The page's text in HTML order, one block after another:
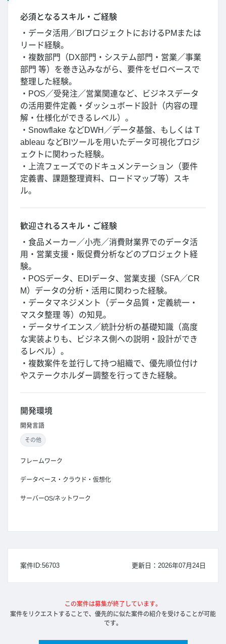
必須となるスキル・ご経験
・データ活用／BIプロジェクトにおけるPMまたは
リード経験。
・複数部門（DX部門・システム部門・営業／事業
部門 等）を巻き込みながら、要件をゼロベースで
整理した経験。
・POS／受発注／営業関連など、ビジネスデータ
の活用要件定義・ダッシュボード設計（内容の理
解・仕様化ができるレベル）。
・Snowflake などDWH／データ基盤、もしくは T
ableau などBIツールを用いたデータ可視化プロジ
ェクトに関わった経験。
・上流フェーズでのドキュメンテーション（要件
定義書、課題整理資料、ロードマップ等）スキ
ル。
歓迎されるスキル・ご経験
・食品メーカー／小売／消費財業界でのデータ活
用・営業支援・販促費分析などのプロジェクト経
験。
・POSデータ、EDIデータ、営業支援（SFA／CR
M）データの分析・活用に関わった経験。
・データマネジメント（データ品質・定義統一・
マスタ整理 等）の知見。
・データサイエンス／統計分析の基礎知識（高度
な実装よりも、ビジネス側への説明・設計ができ
るレベル）。
・複数案件を並行して持つ組織で、優先順位付け
やステークホルダー調整を行ってきた経験。
開発環境
開発言語
その他
フレームワーク
データベース・クラウド・仮想化
サーバーOS/ネットワーク
更新日：2026年07月24日
案件ID:56703
この案件は募集が終了しています。
案件をリクエストすることで、優先的に似た案件の紹介を受けることが可能
です。